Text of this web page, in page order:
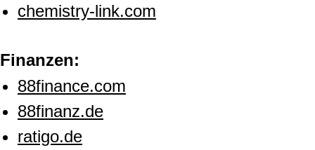
chemistry-link.com
Finanzen:
88finance.com
88finanz.de
ratigo.de